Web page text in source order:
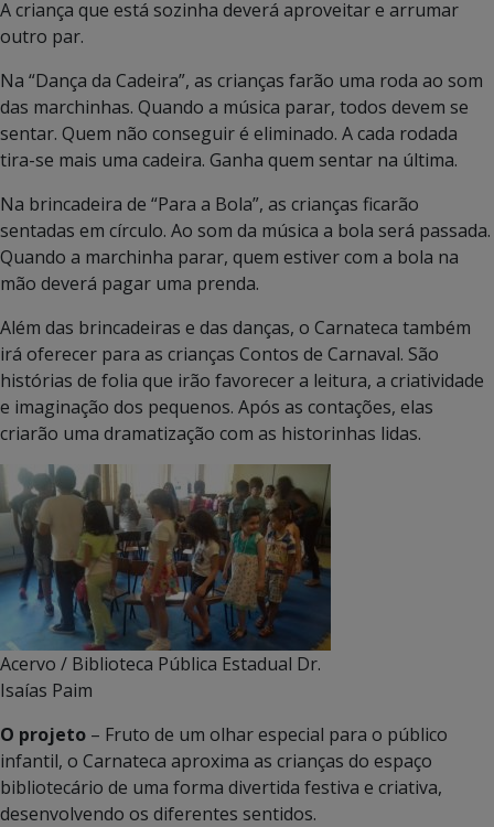
A criança que está sozinha deverá aproveitar e arrumar
outro par.
Na “Dança da Cadeira”, as crianças farão uma roda ao som
das marchinhas. Quando a música parar, todos devem se
sentar. Quem não conseguir é eliminado. A cada rodada
tira-se mais uma cadeira. Ganha quem sentar na última.
Na brincadeira de “Para a Bola”, as crianças ficarão
sentadas em círculo. Ao som da música a bola será passada.
Quando a marchinha parar, quem estiver com a bola na
mão deverá pagar uma prenda.
Além das brincadeiras e das danças, o Carnateca também
irá oferecer para as crianças Contos de Carnaval. São
histórias de folia que irão favorecer a leitura, a criatividade
e imaginação dos pequenos. Após as contações, elas
criarão uma dramatização com as historinhas lidas.
Acervo / Biblioteca Pública Estadual Dr.
Isaías Paim
O projeto – Fruto de um olhar especial para o público
infantil, o Carnateca aproxima as crianças do espaço
bibliotecário de uma forma divertida festiva e criativa,
desenvolvendo os diferentes sentidos.